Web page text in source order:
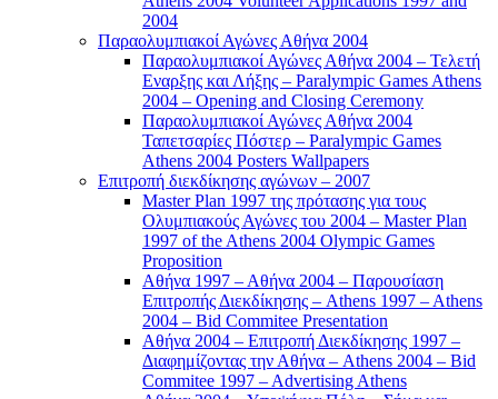
2004
Παραολυμπιακοί Αγώνες Αθήνα 2004
Παραολυμπιακοί Αγώνες Αθήνα 2004 – Τελετή
Εναρξης και Λήξης – Paralympic Games Athens
2004 – Opening and Closing Ceremony
Παραολυμπιακοί Αγώνες Αθήνα 2004
Ταπετσαρίες Πόστερ – Paralympic Games
Athens 2004 Posters Wallpapers
Επιτροπή διεκδίκησης αγώνων – 2007
Master Plan 1997 της πρότασης για τους
Ολυμπιακούς Αγώνες του 2004 – Master Plan
1997 of the Athens 2004 Olympic Games
Proposition
Αθήνα 1997 – Αθήνα 2004 – Παρουσίαση
Επιτροπής Διεκδίκησης – Athens 1997 – Athens
2004 – Bid Commitee Presentation
Αθήνα 2004 – Επιτροπή Διεκδίκησης 1997 –
Διαφημίζοντας την Αθήνα – Athens 2004 – Bid
Commitee 1997 – Advertising Athens